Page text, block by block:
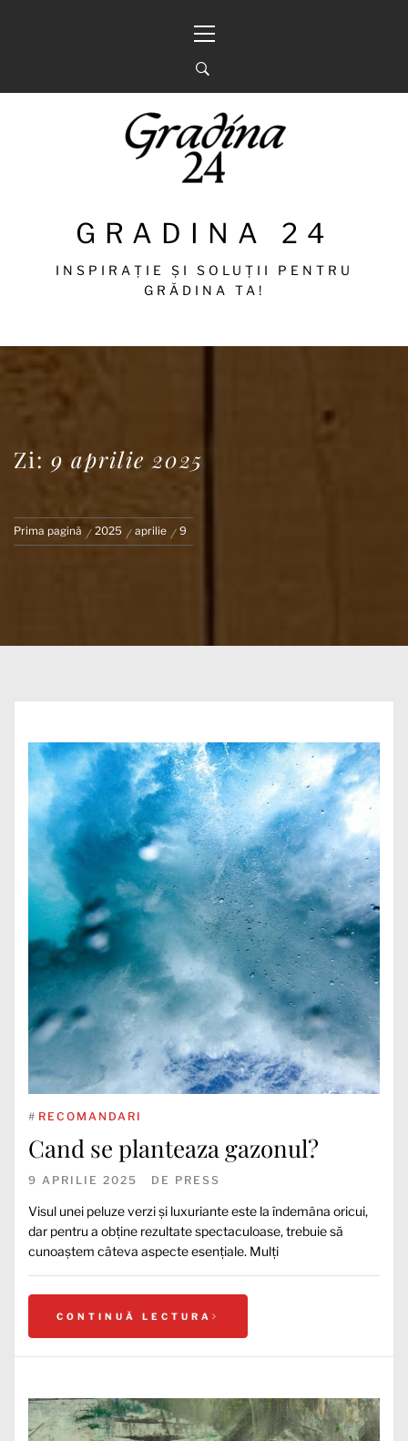
principal
GRADINA 24
INSPIRAȚIE ȘI SOLUȚII PENTRU
GRĂDINA TA!
Zi: 9 aprilie 2025
Prima pagină 2025 aprilie 9
# RECOMANDARI
Cand se planteaza gazonul?
9 APRILIE 2025 DE PRESS
Visul unei peluze verzi și luxuriante este la îndemâna oricui,
dar pentru a obține rezultate spectaculoase, trebuie să
cunoaștem câteva aspecte esențiale. Mulți
CONTINUĂ LECTURA